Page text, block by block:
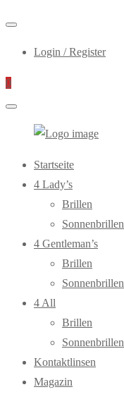
Login / Register
0
Primary
Menu
Startseite
4 Lady’s
Brillen
Sonnenbrillen
4 Gentleman’s
Brillen
Sonnenbrillen
4 All
Brillen
Sonnenbrillen
Kontaktlinsen
Magazin